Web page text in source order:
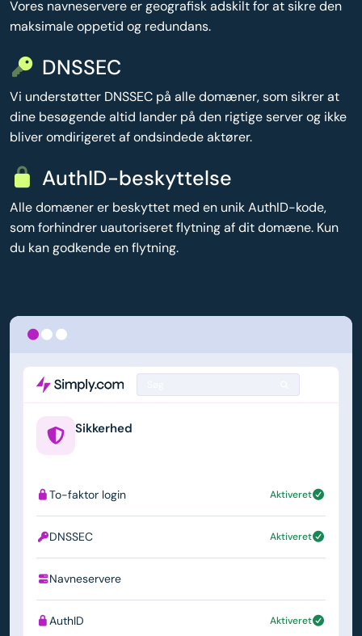
Vores navneservere er geografisk adskilt for at sikre den
maksimale oppetid og redundans.
DNSSEC
Vi understøtter DNSSEC på alle domæner, som sikrer at
dine besøgende altid lander på den rigtige server og ikke
bliver omdirigeret af ondsindede aktører.
AuthID-beskyttelse
Alle domæner er beskyttet med en unik AuthID-kode,
som forhindrer uautoriseret flytning af dit domæne. Kun
du kan godkende en flytning.
Sikkerhed
To-faktor login Aktiveret
DNSSEC Aktiveret
Navneservere
AuthID Aktiveret